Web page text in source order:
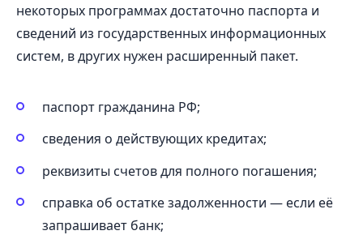
некоторых программах достаточно паспорта и
сведений из государственных информационных
систем, в других нужен расширенный пакет.
паспорт гражданина РФ;
сведения о действующих кредитах;
реквизиты счетов для полного погашения;
справка об остатке задолженности — если её
запрашивает банк;